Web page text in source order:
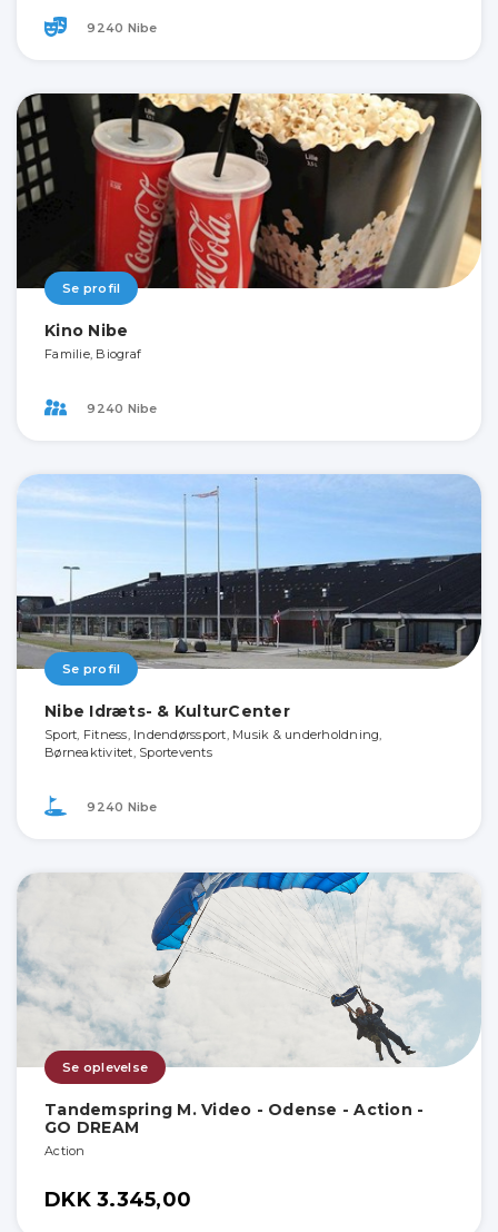
9240 Nibe
Se profil
Kino Nibe
Familie, Biograf
9240 Nibe
Se profil
Nibe Idræts- & KulturCenter
Sport, Fitness, Indendørssport, Musik & underholdning,
Børneaktivitet, Sportevents
9240 Nibe
Se oplevelse
Tandemspring M. Video - Odense - Action -
GO DREAM
Action
DKK 3.345,00